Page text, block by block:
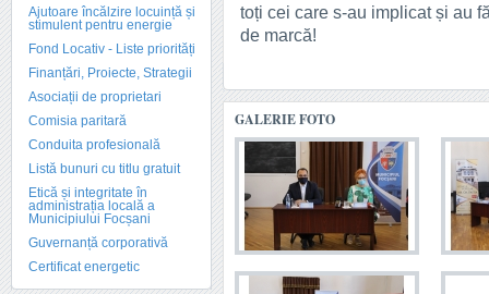
Ajutoare încălzire locuință și
stimulent pentru energie
Fond Locativ - Liste priorități
Finanțări, Proiecte, Strategii
Asociații de proprietari
Comisia paritară
Conduita profesională
Listă bunuri cu titlu gratuit
Etică și integritate în
administrația locală a
Municipiului Focșani
Guvernanță corporativă
Certificat energetic
toți cei care s-au implicat și au
de marcă!
GALERIE FOTO